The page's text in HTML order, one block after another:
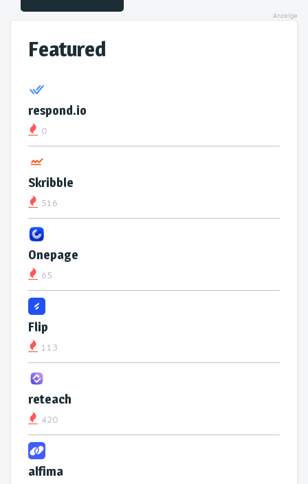
Anzeige
Featured
respond.io
0
Skribble
516
Onepage
65
Flip
113
reteach
420
alfima